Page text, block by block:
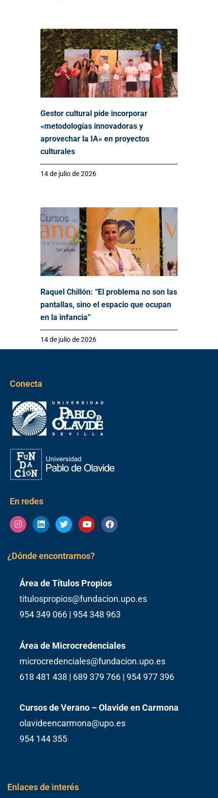
Gestor cultural pide incorporar
«metodologías innovadoras y
aprovechar la IA» en proyectos
culturales
14 de julio de 2026
Raquel Chillón: “El problema no son las
pantallas, sino el espacio que ocupan
en la infancia”
14 de julio de 2026
Conecta
En redes
InstagramLinkedinTwitterYoutubeFacebook
¿Dónde encontrarnos?
Área de Títulos Propios
titulospropios@fundacion.upo.es
954 349 066 | 954 348 963
Área de Microcredenciales
microcredenciales@fundacion.upo.es
618 481 438 | 689 379 766 | 954 977 396
Cursos de Verano – Olavide en Carmona
olavideencarmona@upo.es
954 144 355
Enlaces de interés